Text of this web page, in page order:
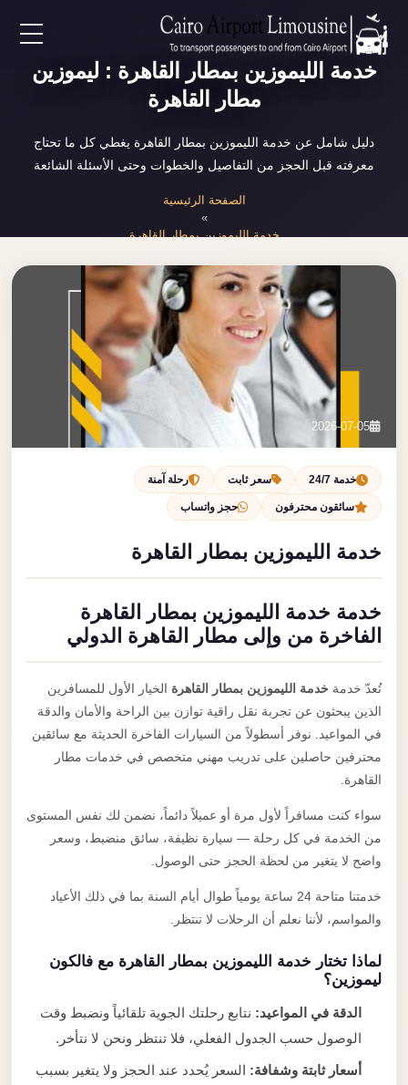
EN
AR
خدمات المطار
نحن
بنا
احجز الآن
خدمة الليموزين بمطار القاهرة : ليموزين
مطار القاهرة
دليل شامل عن خدمة الليموزين بمطار القاهرة يغطي كل ما تحتاج
معرفته قبل الحجز من التفاصيل والخطوات وحتى الأسئلة الشائعة
الصفحة الرئيسية
خدمة الليموزين بمطار القاهرة
2026-07-05
خدمة 24/7 سعر ثابت رحلة آمنة
سائقون محترفون حجز واتساب
خدمة الليموزين بمطار القاهرة
خدمة خدمة الليموزين بمطار القاهرة
الفاخرة من وإلى مطار القاهرة الدولي
تُعدّ خدمةخدمة الليموزين بمطار القاهرةالخيار الأول للمسافرين
الذين يبحثون عن تجربة نقل راقية توازن بين الراحة والأمان والدقة
في المواعيد. نوفر أسطولاً من السيارات الفاخرة الحديثة مع سائقين
محترفين حاصلين على تدريب مهني متخصص في خدمات مطار
القاهرة.
سواء كنت مسافراً لأول مرة أو عميلاً دائماً، نضمن لك نفس المستوى
من الخدمة في كل رحلة — سيارة نظيفة، سائق منضبط، وسعر
واضح لا يتغير من لحظة الحجز حتى الوصول.
خدمتنا متاحة 24 ساعة يومياً طوال أيام السنة بما في ذلك الأعياد
والمواسم، لأننا نعلم أن الرحلات لا تنتظر.
لماذا تختار خدمة الليموزين بمطار القاهرة مع فالكون
ليموزين؟
الدقة في المواعيد:نتابع رحلتك الجوية تلقائياً ونضبط وقت
الوصول حسب الجدول الفعلي، فلا تنتظر ونحن لا نتأخر.
أسعار ثابتة وشفافة:السعر يُحدد عند الحجز ولا يتغير بسبب